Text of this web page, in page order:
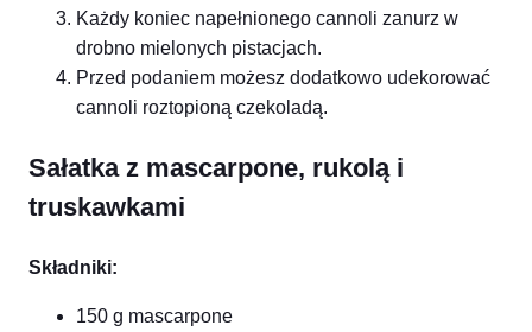
Każdy koniec napełnionego cannoli zanurz w
drobno mielonych pistacjach.
Przed podaniem możesz dodatkowo udekorować
cannoli roztopioną czekoladą.
Sałatka z mascarpone, rukolą i
truskawkami
Składniki:
150 g mascarpone